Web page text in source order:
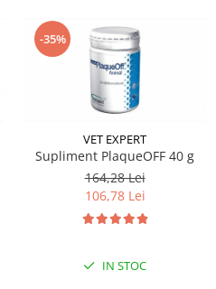
-35%
VET EXPERT
Supliment PlaqueOFF 40 g
164,28 Lei
106,78 Lei
IN STOC